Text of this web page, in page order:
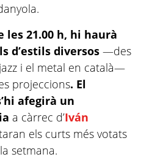
les 21.00 h, hi haurà
d’estils diversos —des
i el metal en català—
projeccions. El
afegirà un
a càrrec d’Iván
els curts més votats
setmana.